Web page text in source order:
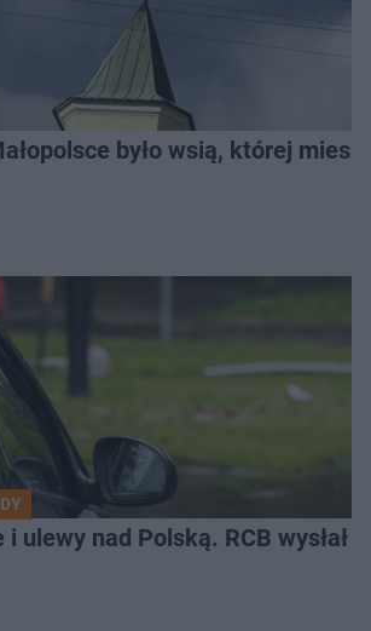
było wsią, której
i ulewy nad Polską. RCB